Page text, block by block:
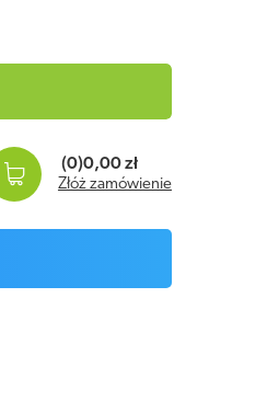
(0)0,00 zł
Złóż zamówienie